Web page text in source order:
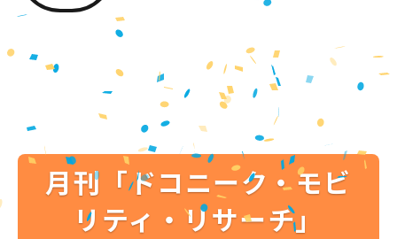
月刊「ドコニーク・モビ
リティ・リサーチ」